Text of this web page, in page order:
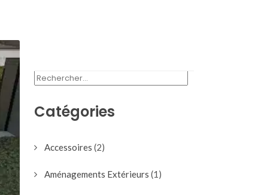
RECHERCHER :
Catégories
Accessoires (2)
Aménagements Extérieurs (1)